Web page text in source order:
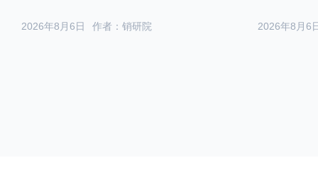
作者：销研院
2026年8月6日 2026年8月6